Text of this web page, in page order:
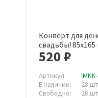
Конверт для
свадьбы!
штук в упаковке,
520 ₽
Артикул:
В наличии:
28 шт
Свободно:
28 шт